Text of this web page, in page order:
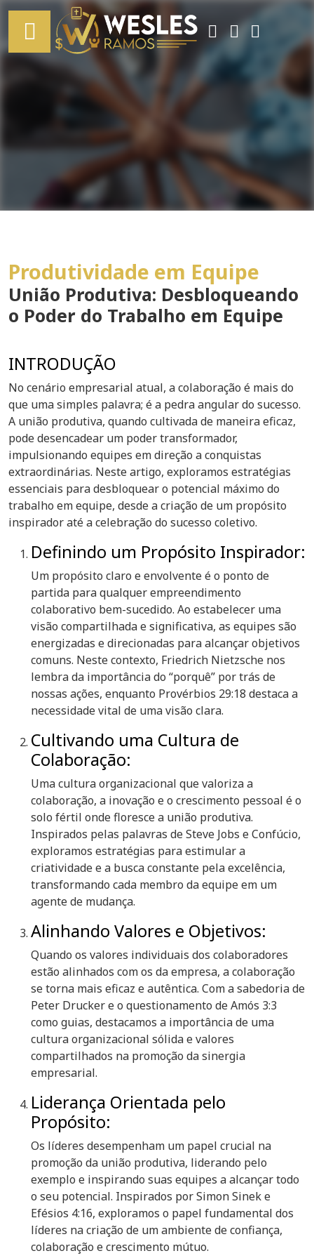
Produtividade em Equipe
União Produtiva: Desbloqueando
o Poder do Trabalho em Equipe
INTRODUÇÃO
No cenário empresarial atual, a colaboração é mais do
que uma simples palavra; é a pedra angular do sucesso.
A união produtiva, quando cultivada de maneira eficaz,
pode desencadear um poder transformador,
impulsionando equipes em direção a conquistas
extraordinárias. Neste artigo, exploramos estratégias
essenciais para desbloquear o potencial máximo do
trabalho em equipe, desde a criação de um propósito
inspirador até a celebração do sucesso coletivo.
Definindo um Propósito Inspirador:
Um propósito claro e envolvente é o ponto de
partida para qualquer empreendimento
colaborativo bem-sucedido. Ao estabelecer uma
visão compartilhada e significativa, as equipes são
energizadas e direcionadas para alcançar objetivos
comuns. Neste contexto, Friedrich Nietzsche nos
lembra da importância do “porquê” por trás de
nossas ações, enquanto Provérbios 29:18 destaca a
necessidade vital de uma visão clara.
Cultivando uma Cultura de
Colaboração:
Uma cultura organizacional que valoriza a
colaboração, a inovação e o crescimento pessoal é o
solo fértil onde floresce a união produtiva.
Inspirados pelas palavras de Steve Jobs e Confúcio,
exploramos estratégias para estimular a
criatividade e a busca constante pela excelência,
transformando cada membro da equipe em um
agente de mudança.
Alinhando Valores e Objetivos:
Quando os valores individuais dos colaboradores
estão alinhados com os da empresa, a colaboração
se torna mais eficaz e autêntica. Com a sabedoria de
Peter Drucker e o questionamento de Amós 3:3
como guias, destacamos a importância de uma
cultura organizacional sólida e valores
compartilhados na promoção da sinergia
empresarial.
Liderança Orientada pelo
Propósito:
Os líderes desempenham um papel crucial na
promoção da união produtiva, liderando pelo
exemplo e inspirando suas equipes a alcançar todo
o seu potencial. Inspirados por Simon Sinek e
Efésios 4:16, exploramos o papel fundamental dos
líderes na criação de um ambiente de confiança,
colaboração e crescimento mútuo.